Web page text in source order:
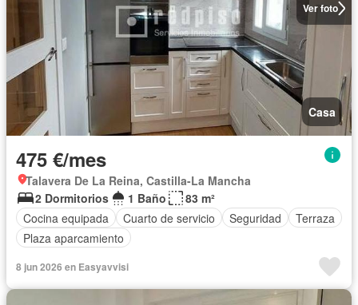
Ver foto
Casa
475 €/mes
Talavera De La Reina, Castilla-La Mancha
2 Dormitorios
1 Baño
83 m²
Cocina equipada
Cuarto de servicio Seguridad
Terraza
Plaza aparcamiento
8 jun 2026 en Easyavvisi